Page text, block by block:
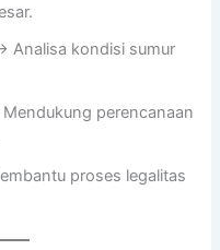
Analisa kondisi sumur
perencanaan
proses legalitas